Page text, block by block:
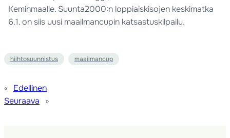
Keminmaalle. Suunta2000:n loppiaiskisojen keskimatka
6.1. on siis uusi maailmancupin katsastuskilpailu.
hiihtosuunnistus maailmancup
« Edellinen
Seuraava
»